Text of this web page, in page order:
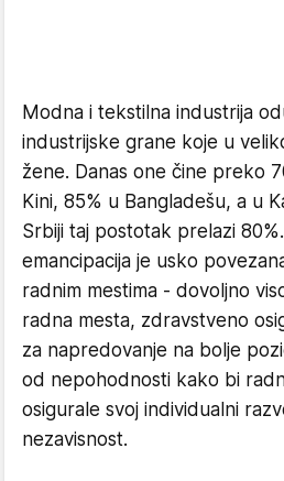
Modna i tekstilna industrija
industrijske grane koje u
žene. Danas one čine preko
Kini, 85% u Bangladešu, a u
Srbiji taj postotak prelazi
emancipacija je usko
radnim mestima - dovoljno
radna mesta, zdravstveno
za napredovanje na bolje
od nepohodnosti kako bi
osigurale svoj individualni
nezavisnost.